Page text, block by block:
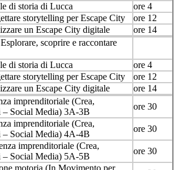
di storia di Lucca
ore 4
storytelling per Escape City
ore 12
un Escape City digitale
ore 14
scoprire e raccontare
di storia di Lucca
ore 4
storytelling per Escape City
ore 12
un Escape City digitale
ore 14
imprenditoriale (Crea,
Social Media) 3A-3B
ore 30
imprenditoriale (Crea,
Social Media) 4A-4B
ore 30
imprenditoriale (Crea,
Social Media) 5A-5B
ore 30
motoria (In Movimento per